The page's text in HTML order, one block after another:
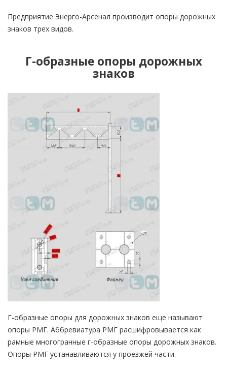
Предприятие Энерго-Арсенал производит опоры дорожных
знаков трех видов.
Г-образные опоры дорожных
знаков
Г-образные опоры для дорожных знаков еще называют
опоры РМГ. Аббревиатура РМГ расшифровывается как
рамные многогранные г-образные опоры дорожных знаков.
Опоры РМГ устанавливаются у проезжей части.